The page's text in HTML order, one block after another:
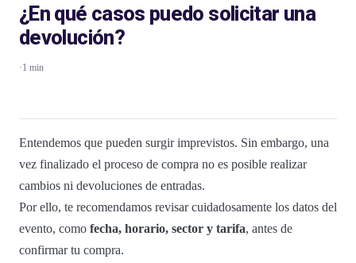
¿En qué casos puedo solicitar una
devolución?
·1 min
Entendemos que pueden surgir imprevistos. Sin embargo, una
vez finalizado el proceso de compra no es posible realizar
cambios ni devoluciones de entradas.
Por ello, te recomendamos revisar cuidadosamente los datos del
evento, como fecha, horario, sector y tarifa, antes de
confirmar tu compra.